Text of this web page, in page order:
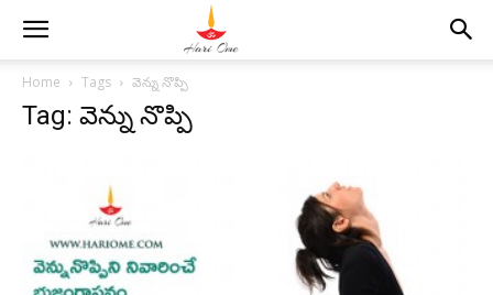
Home Tags వెన్ను నొప్పి
Tag: వెన్ను నొప్పి